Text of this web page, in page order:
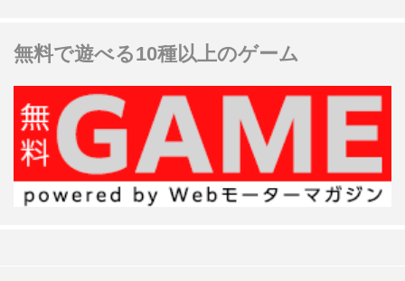
無料で遊べる10種以上のゲーム